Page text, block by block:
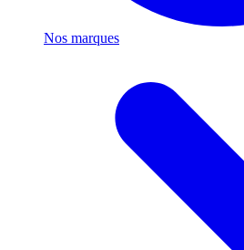
Nos marques